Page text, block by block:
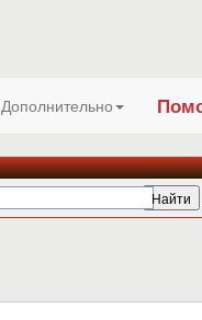
Дополнительно